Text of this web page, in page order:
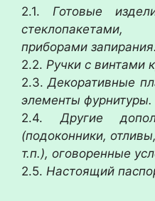
2.1. Готовые
приборами запирания.
2.2. Ручки с винтами
2.3.Декоративные
элементы фурнитуры.
2.4.Другие
(подоконники,
т.п.), оговоренные
2.5. Настоящий